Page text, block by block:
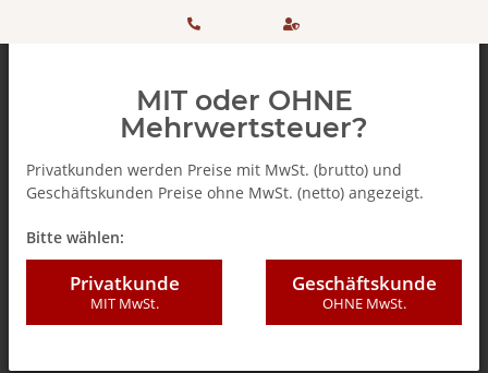
+ 49
506 98
einkaufen
SSL
MIT oder OHNE
Mehrwertsteuer?
Privatkunden werden Preise mit MwSt. (brutto) und
Geschäftskunden Preise ohne MwSt. (netto) angezeigt.
Bitte wählen:
Privatkunde
MIT MwSt.
Geschäftskunde
OHNE MwSt.